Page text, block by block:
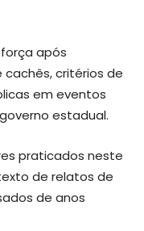
após
critérios de
em eventos
estadual.
praticados neste
de relatos de
de anos